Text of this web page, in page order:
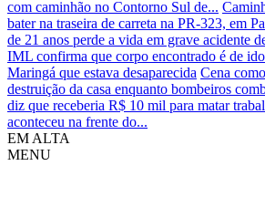
com caminhão no Contorno Sul de...
bater na traseira de carreta na PR-323, em
de 21 anos perde a vida em grave acidente
IML confirma que corpo encontrado é de
Maringá que estava desaparecida Cena
destruição da casa enquanto bombeiros
diz que receberia R$ 10 mil para matar
aconteceu na frente do...
EM ALTA
MENU